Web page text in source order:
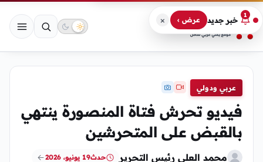
عربي ودولي
فيديو تحرش فتاة المنصورة ينتهي
بالقبض على المتحرشين
محمد العلي رئيس التحرير حدث19 يونيو، 2026
1
خبر جديد عرض › ×